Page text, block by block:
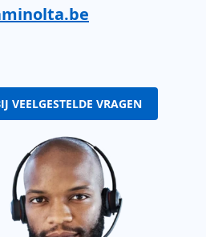
VEELGESTELDE VRAGEN